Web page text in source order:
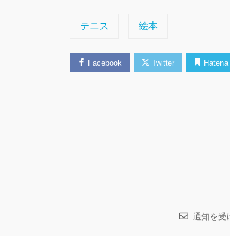
テニス 絵本
Facebook Twitter Hatena
通知を受